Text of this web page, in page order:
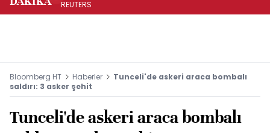
REUTERS
Bloomberg HT Haberler
Tunceli'de askeri araca bombalı
saldırı: 3 asker şehit
Tunceli'de askeri araca bombalı